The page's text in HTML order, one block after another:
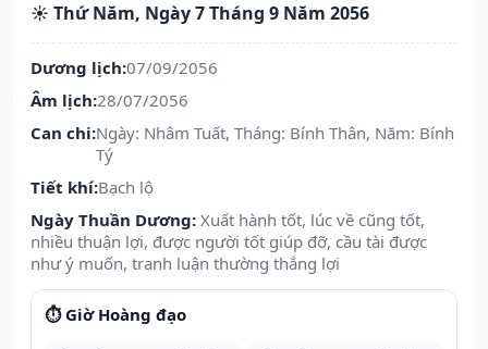
☀️ Thứ Năm, Ngày 7 Tháng 9 Năm 2056
Dương lịch:07/09/2056
Âm lịch:28/07/2056
Can chi:Ngày: Nhâm Tuất, Tháng: Bính Thân, Năm: Bính
Tý
Tiết khí:Bạch lộ
Ngày Thuần Dương: Xuất hành tốt, lúc về cũng tốt,
nhiều thuận lợi, được người tốt giúp đỡ, cầu tài được
như ý muốn, tranh luận thường thắng lợi
⏱️ Giờ Hoàng đạo